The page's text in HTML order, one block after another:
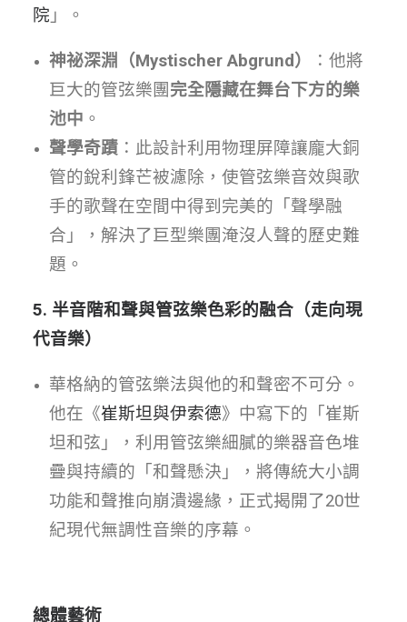
院 」。
神祕深淵（Mystischer Abgrund）
：他將
巨大的管弦樂團 完全隱藏在舞台下方的樂
池中 。
聲學奇蹟 ：此設計利用物理屏障讓龐大銅
管的銳利鋒芒被濾除，使管弦樂音效與歌
手的歌聲在空間中得到完美的「聲學融
合」，解決了巨型樂團淹沒人聲的歷史難
題。
5. 半音階和聲與管弦樂色彩的融合（走向現
代音樂）
華格納的管弦樂法與他的和聲密不可分。
他在《崔斯坦與伊索德》中寫下的「崔斯
坦和弦」，利用管弦樂細膩的樂器音色堆
疊與持續的「和聲懸決」，將傳統大小調
功能和聲推向崩潰邊緣，正式揭開了20世
紀現代無調性音樂的序幕。
總體藝術